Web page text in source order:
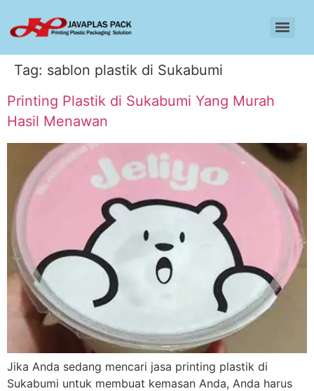
Tag: sablon plastik di Sukabumi
Printing Plastik di Sukabumi Yang Murah
Hasil Menawan
Jika Anda sedang mencari jasa printing plastik di
Sukabumi untuk membuat kemasan Anda, Anda harus